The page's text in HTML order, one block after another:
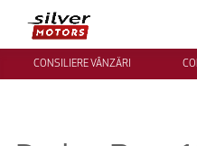
CONSILIERE VÂNZĂRI